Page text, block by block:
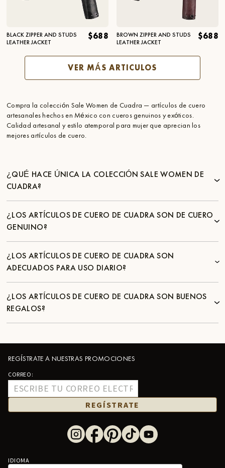
BLACK ZIPPER AND STUDS
LEATHER JACKET
$688
BROWN ZIPPER AND STUDS
LEATHER JACKET
$688
VER MÁS ARTICULOS
Compra la colección Sale Women de Cuadra — artículos de cuero
artesanales hechos en México con cueros genuinos y exóticos.
Calidad artesanal y estilo atemporal para mujer que aprecian los
mejores artículos de cuero.
¿QUÉ HACE ÚNICA LA COLECCIÓN SALE WOMEN DE
CUADRA?
¿LOS ARTÍCULOS DE CUERO DE CUADRA SON DE CUERO
GENUINO?
¿LOS ARTÍCULOS DE CUERO DE CUADRA SON
ADECUADOS PARA USO DIARIO?
¿LOS ARTÍCULOS DE CUERO DE CUADRA SON BUENOS
REGALOS?
REGÍSTRATE A NUESTRAS PROMOCIONES
CORREO:
REGÍSTRATE
IDIOMA